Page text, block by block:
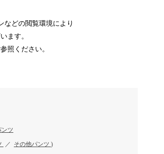
などの閲覧環境により
ます。
照ください。
ツ
／ その他パンツ )